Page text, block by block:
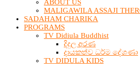
ABOUT US
MALIGAWILA ASSAJI
SADAHAM CHARIKA
PROGRAMS
TV Didiula Buddhist
දිදුල අරණ
දායකත්ව ධර්ම දේශණා
TV DIDULA KIDS